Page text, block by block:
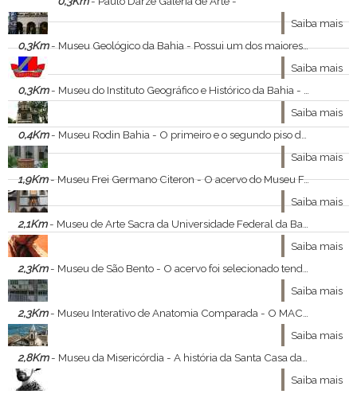
Saiba mais
0,3Km- Museu Geológico da Bahia - Possui um dos maiores acervos de rochas, de minerais, de pedras preciosas e de fósseis da Bahia, com mais de 20 mil peças, proporcionando aos seus visitantes uma viagem no tempo geológico através das suas exposições temáticas: Meteoritos, Universo/Sistema
Saiba mais
0,3Km- Museu do Instituto Geográfico e Histórico da Bahia - O Instituto Geográfico e Histórico da Bahia (IGHB) MHM, fundado em 13 de maio de 1894, sob auspícios do então governador Rodrigues Lima, em Salvador, é a instituição que reúne os pesquisadores e estudiosos destacados nas áreas de Geografia, História, Soci
Saiba mais
0,4Km- Museu Rodin Bahia - O primeiro e o segundo piso do museu são dedicados às coleções do escultor francês Auguste Rodin.
Saiba mais
1,9Km- Museu Frei Germano Citeron - O acervo do Museu Frei Germano Citeroni é composto por objetos variados e de diversos estilos, tais como: peças de uso, objetos pessoais de cada Frade, objetos da comunicação, da literatura, da pregação, imagens que reportam às antigas capelas e às grande
Saiba mais
2,1Km- Museu de Arte Sacra da Universidade Federal da Bahia - Parte das peças que integram o acervo do Museu de Arte Sacra são de propriedade da Arquidiocese de São Salvador, do Mosteiro de São Bento, da Irmandade do SS. Sacramento do Pilar, do Convento dos Perdões e de diversas igrejas, além da coleção Abelardo Rod
Saiba mais
2,3Km- Museu de São Bento - O acervo foi selecionado tendo em vista o caráter didático da visita, onde os visitantes podem elaborar uma breve síntese da história da arte no Brasil, seus períodos e seus estilos. Para tanto, dentre todo o universo das obras pertencentes ao acervo do M
Saiba mais
2,3Km- Museu Interativo de Anatomia Comparada - O MAC oferece a seus visitantes um mundo de incríveis descobertas. Nosso acervo conta com peças taxidermizadas, esqueletos de caprinos, bovinos, eqüinos, aves, roedores erépteis, sendo que sua grande maioria é de mamíferos, entre estes representantes de
Saiba mais
2,8Km- Museu da Misericórdia - A história da Santa Casa da Bahia se confunde com a própria história da nossa cidade. Fundadas no mesmo ano, ambas pelo governador-geral Tomé de Sousa, a Santa Casa veio junto com os portugueses e os mesmos ideais da Santa Casa de Lisboa.
Saiba mais